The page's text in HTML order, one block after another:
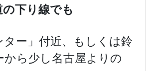
の下り線でも
ター」付近、もしくは鈴
から少し名古屋よりの